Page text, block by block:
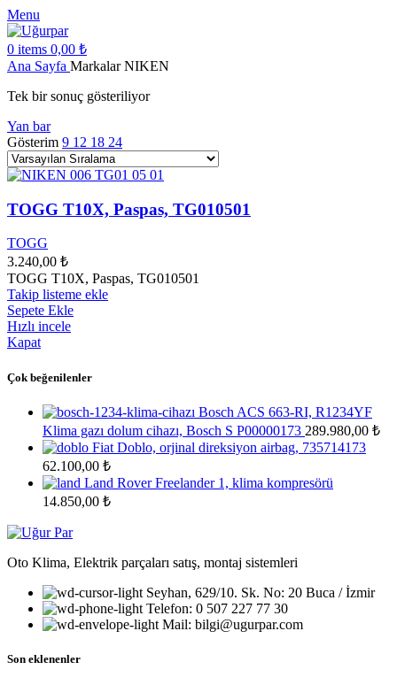
Menu
0 items 0,00 ₺
Ana Sayfa MarkalarNIKEN
Tek bir sonuç gösteriliyor
Yan bar
Gösterim 9 12 18 24
TOGG T10X, Paspas, TG010501
TOGG
3.240,00 ₺
TOGG T10X, Paspas, TG010501
Takip listeme ekle
Sepete Ekle
Hızlı incele
Kapat
Çok beğenilenler
Bosch ACS 663-RI, R1234YF
Klima gazı dolum cihazı, Bosch S P00000173 289.980,00 ₺
Fiat Doblo, orjinal direksiyon airbag, 735714173
62.100,00 ₺
Land Rover Freelander 1, klima kompresörü
14.850,00 ₺
Oto Klima, Elektrik parçaları satış, montaj sistemleri
Seyhan, 629/10. Sk. No: 20 Buca / İzmir
Telefon: 0 507 227 77 30
Mail: bilgi@ugurpar.com
Son eklenenler